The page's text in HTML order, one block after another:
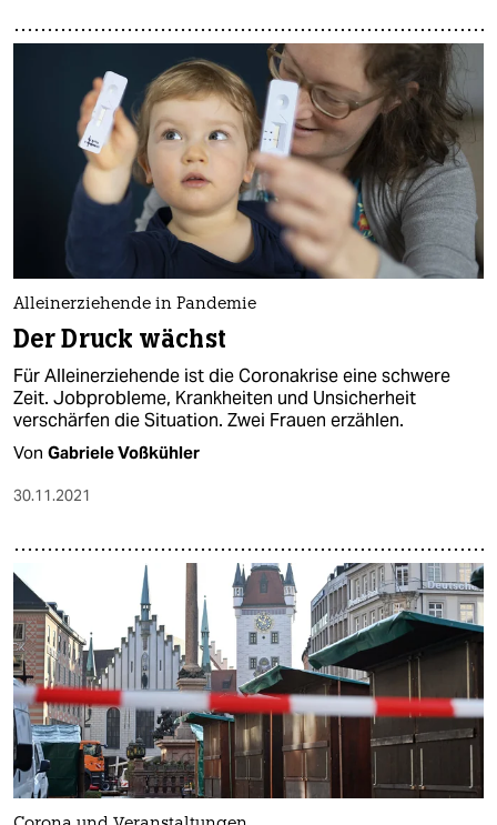
Alleinerziehende in Pandemie
Der Druck wächst
Für Alleinerziehende ist die Coronakrise eine schwere
Zeit. Jobprobleme, Krankheiten und Unsicherheit
verschärfen die Situation. Zwei Frauen erzählen.
Von Gabriele Voßkühler
30.11.2021